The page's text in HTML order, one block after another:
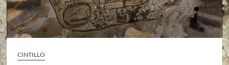
CINTILLO